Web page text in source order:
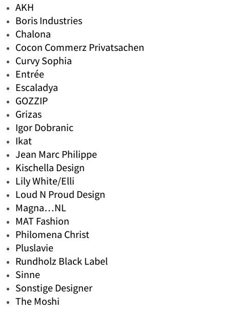
AKH
Boris Industries
Chalona
Cocon Commerz Privatsachen
Curvy Sophia
Entrée
Escaladya
GOZZIP
Grizas
Igor Dobranic
Ikat
Jean Marc Philippe
Kischella Design
Lily White/Elli
Loud N Proud Design
Magna…NL
MAT Fashion
Philomena Christ
Pluslavie
Rundholz Black Label
Sinne
Sonstige Designer
The Moshi